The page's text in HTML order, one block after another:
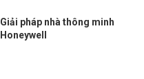
Giải pháp nhà thông minh
Honeywell